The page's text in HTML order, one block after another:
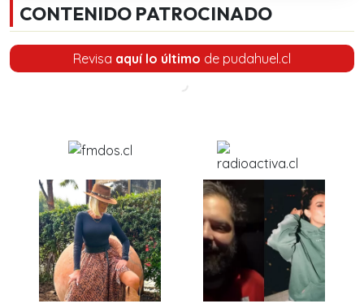
CONTENIDO PATROCINADO
Revisa aquí lo último de pudahuel.cl